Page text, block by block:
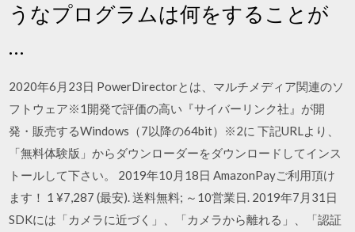
うなプログラムは何をすることが
…
2020年6月23日 PowerDirectorとは、マルチメディア関連のソ
フトウェア※1開発で評価の高い『サイバーリンク社』が開
発・販売するWindows（7以降の64bit）※2に 下記URLより、
「無料体験版」からダウンローダーをダウンロードしてインス
トールして下さい。 2019年10月18日 AmazonPayご利用頂け
ます！ 1 ¥7,287 (最安). 送料無料; ～10営業日. 2019年7月31日
SDKには「カメラに近づく」、「カメラから離れる」、「認証